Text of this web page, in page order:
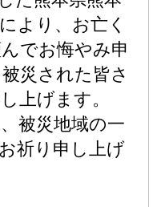
より、お亡く
でお悔やみ申
災された皆さ
上げます。
被災地域の一
祈り申し上げ